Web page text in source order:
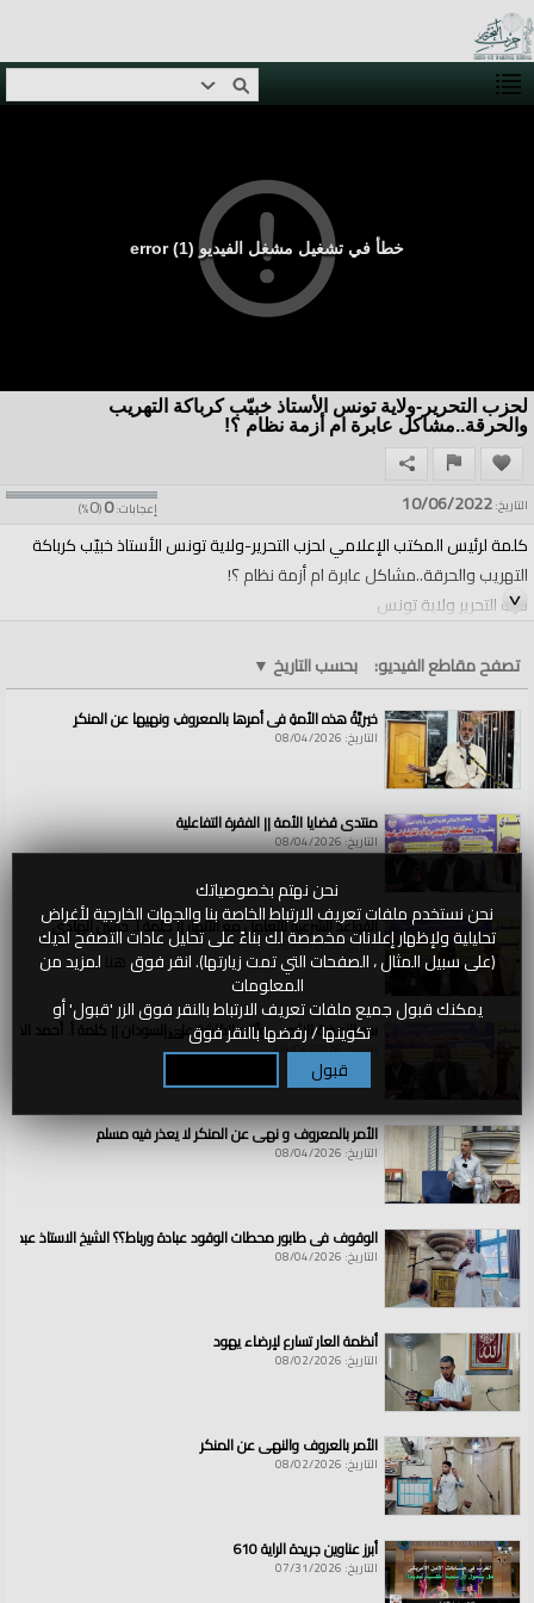
نحن نهتم بخصوصياتك
نحن نستخدم ملفات تعريف الارتباط الخاصة بنا والجهات الخارجية لأغراض
تحليلية ولإظهار إعلانات مخصصة لك بناءً على تحليل عادات التصفح لديك
(على سبيل المثال ، الصفحات التي تمت زيارتها). انقر فوق لمزيد من
المعلومات
يمكنك قبول جميع ملفات تعريف الارتباط بالنقر فوق الزر 'قبول' أو
تكوينها / رفضها بالنقر فوق
قبول
خطأ في تشغيل مشغل الفيديو (1) error
لحزب التحرير-ولاية تونس الأستاذ خبيّب كرباكة التهريب
والحرقة..مشاكل عابرة ام أزمة نظام ؟!
إعجابات:0
(
0
%) التاريخ:10/06/2022
كلمة لرئيس المكتب الإعلامي لحزب التحرير-ولاية تونس الأستاذ خبيّب كرباكة
التهريب والحرقة..مشاكل عابرة ام أزمة نظام ؟!
حزب التحرير ولاية تونس
الولايات والمناطق
الولايات والمناطق»تونس
قنوات:
الولايات والمناطق
العلامات:حزب|التحرير
تصفح مقاطع الفيديو: بحسب التاريخ ▼
خيريَّةُ هذه الأمةِ في أمرِها بالمعروفِ ونهيِها عن المنكرِ
التاريخ: 08/04/2026
منتدى قضايا الأمة || الفقرة التفاعلية
التاريخ: 08/04/2026
القواعد الشرعية للتعامل مع الأنهار || كلمة أ. حسين الهادي
التاريخ: 08/04/2026
سد النهضة الاثيوبي وآثاره الكارثية على السودان || كلمة أ. أحمد
التاريخ: 08/04/2026
الأمر بالمعروف و نهي عن المنكر لا يعذر فيه مسلم
التاريخ: 08/04/2026
الوقوف في طابور محطات الوقود عبادة ورباط؟؟ الشيخ الاستاذ عبد
التاريخ: 08/04/2026
أنظمة العار تسارع لإرضاء يهود
التاريخ: 08/02/2026
الأمر بالعروف والنهي عن المنكر
التاريخ: 08/02/2026
أبرز عناوين جريدة الراية 610
التاريخ: 07/31/2026